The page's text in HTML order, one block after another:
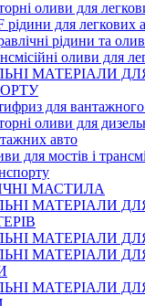
оливи для
рідини для легкових
рідини та
оливи для
МАТЕРІАЛИ
для
оливи для
авто
для мостів і
МАСТИЛА
МАТЕРІАЛИ
МАТЕРІАЛИ
МАТЕРІАЛИ
МАТЕРІАЛИ